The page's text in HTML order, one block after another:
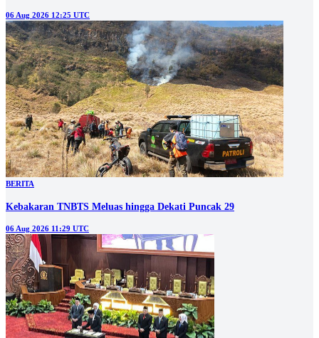
06 Aug 2026 12:25 UTC
BERITA
Kebakaran TNBTS Meluas hingga Dekati Puncak 29
06 Aug 2026 11:29 UTC